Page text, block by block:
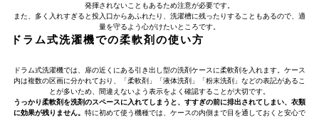
発揮されないこともあるため注意が必要です。
また、多く入れすぎると投入口からあふれたり、洗濯槽に残ったりすることもあるので、適
量を守るよう心がけたいところです。
ドラム式洗濯機での柔軟剤の使い方
ドラム式洗濯機では、扉の近くにある引き出し型の洗剤ケースに柔軟剤を入れます。ケース
内は複数の区画に分かれており、「柔軟剤」「液体洗剤」「粉末洗剤」などの表記があるこ
とが多いため、間違えないよう表示をよく確認することが大切です。
うっかり柔軟剤を洗剤のスペースに入れてしまうと、すすぎの前に排出されてしまい、衣類
に効果が残りません。 特に初めて使う機種では、ケースの内側まで目を通しておくと安心で